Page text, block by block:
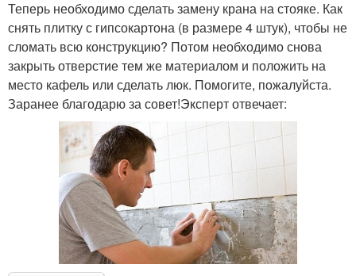
Теперь необходимо сделать замену крана на стояке. Как
снять плитку с гипсокартона (в размере 4 штук), чтобы не
сломать всю конструкцию? Потом необходимо снова
закрыть отверстие тем же материалом и положить на
место кафель или сделать люк. Помогите, пожалуйста.
Заранее благодарю за совет!Эксперт отвечает: